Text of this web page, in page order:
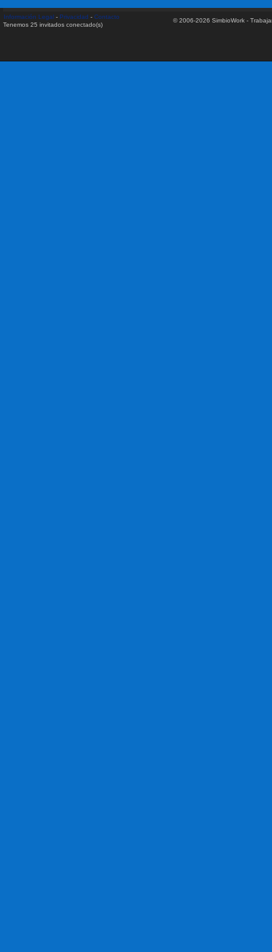
Información Legal - Privacidad - Contacto
Tenemos 25 invitados conectado(s)
© 2006-2026 SimbioWork -